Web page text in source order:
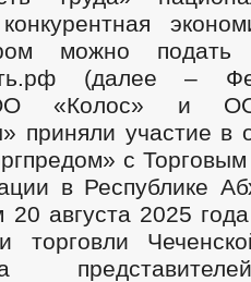
можно подать
(далее –
«Колос» и
приняли участие в
с
в Республике
августа 2025
торговли